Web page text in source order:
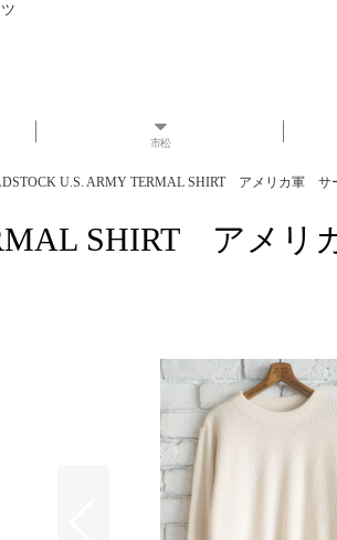
市松
U.S. ARMY TERMAL SHIRT アメリカ軍 サ
SHIRT アメ